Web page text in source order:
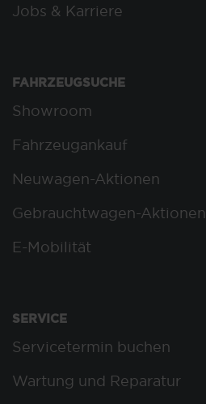
Jobs & Karriere
FAHRZEUGSUCHE
Showroom
Fahrzeugankauf
Neuwagen-Aktionen
Gebrauchtwagen-Aktionen
E-Mobilität
SERVICE
Servicetermin buchen
Wartung und Reparatur